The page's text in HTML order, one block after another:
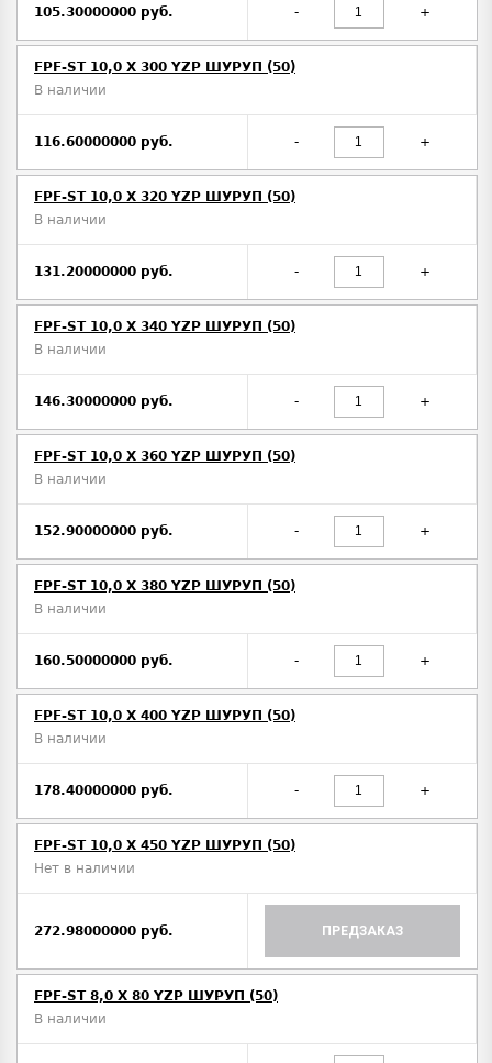
105.30000000 руб. - +
FPF-ST 10,0 X 300 YZP ШУРУП (50)
В наличии
116.60000000 руб. - +
FPF-ST 10,0 X 320 YZP ШУРУП (50)
В наличии
131.20000000 руб. - +
FPF-ST 10,0 X 340 YZP ШУРУП (50)
В наличии
146.30000000 руб. - +
FPF-ST 10,0 X 360 YZP ШУРУП (50)
В наличии
152.90000000 руб. - +
FPF-ST 10,0 X 380 YZP ШУРУП (50)
В наличии
160.50000000 руб. - +
FPF-ST 10,0 X 400 YZP ШУРУП (50)
В наличии
178.40000000 руб. - +
FPF-ST 10,0 X 450 YZP ШУРУП (50)
Нет в наличии
272.98000000 руб. ПРЕДЗАКАЗ
FPF-ST 8,0 X 80 YZP ШУРУП (50)
В наличии